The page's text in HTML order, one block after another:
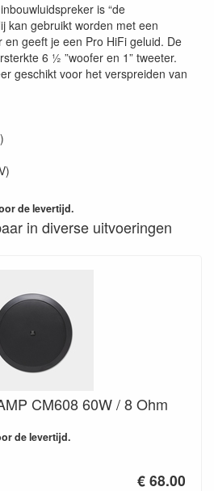
is “de
kan gebruikt worden met een
geeft je een Pro HiFi geluid. De
6 ½ ”woofer en 1” tweeter.
geschikt voor het verspreiden van
de levertijd.
in diverse uitvoeringen
CM608 60W / 8 Ohm
de levertijd.
€ 68.00